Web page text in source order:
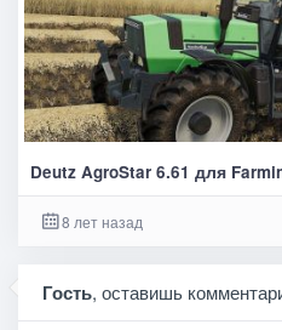
Deutz AgroStar 6.61 для
8 лет назад
Гость, оставишь